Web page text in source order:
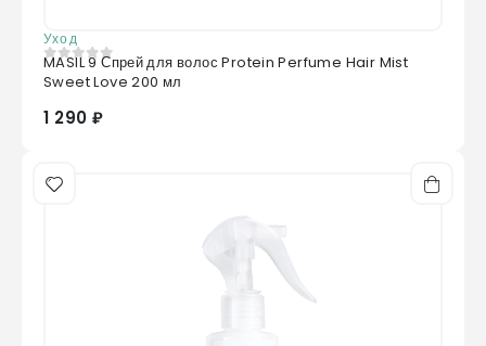
Уход
0из 5
MASIL 9 Спрей для волос Protein Perfume Hair Mist
Sweet Love 200 мл
1 290 ₽